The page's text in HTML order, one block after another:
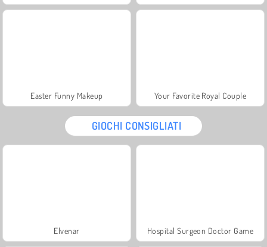
Easter Funny Makeup Your Favorite Royal Couple
GIOCHI CONSIGLIATI
Elvenar Hospital Surgeon Doctor Game